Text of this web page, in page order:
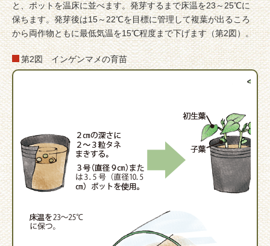
と、ポットを温床に並べます。発芽するまで床温を23～25℃に
保ちます。発芽後は15～22℃を目標に管理して複葉が出るころ
から両作物ともに最低気温を15℃程度まで下げます（第2図）。
第2図 インゲンマメの育苗